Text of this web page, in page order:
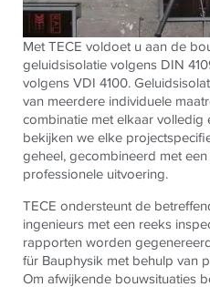
Met TECE voldoet u aan de
geluidsisolatie volgens DIN
volgens VDI 4100.
van meerdere individuele
combinatie met elkaar volledig
bekijken we elke
geheel, gecombineerd met
professionele uitvoering.
TECE ondersteunt de
ingenieurs met een reeks
rapporten worden
für Bauphysik met behulp van
Om afwijkende bouwsituaties